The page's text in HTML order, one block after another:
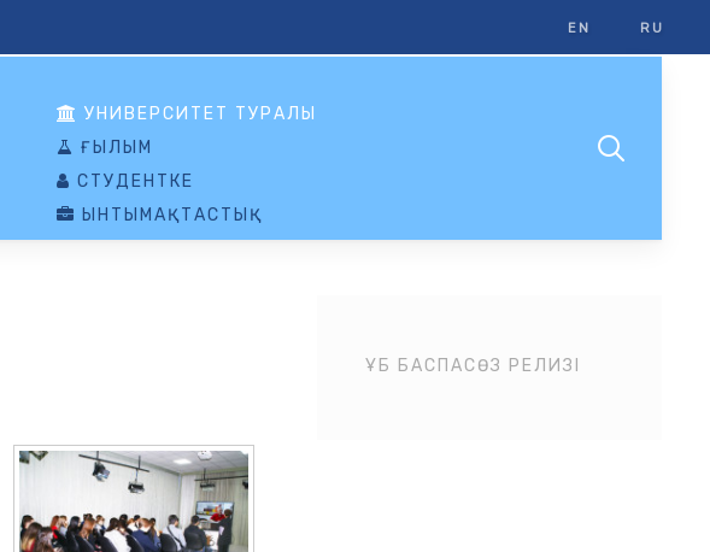
EN RU
УНИВЕРСИТЕТ ТУРАЛЫ
ҒЫЛЫМ
СТУДЕНТКЕ
ЫНТЫМАҚТАСТЫҚ
ҰБ БАСПАСӨЗ РЕЛИЗІ